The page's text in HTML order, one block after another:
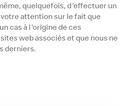
quelquefois, d'effectuer un
attention sur le fait que
cas à l'origine de ces
web associés et que nous ne
derniers.